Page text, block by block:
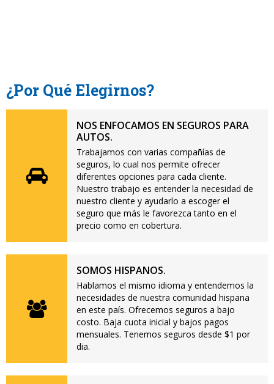
¿Por Qué Elegirnos?
NOS ENFOCAMOS EN SEGUROS PARA
AUTOS.
Trabajamos con varias compañías de
seguros, lo cual nos permite ofrecer
diferentes opciones para cada cliente.
Nuestro trabajo es entender la necesidad de
nuestro cliente y ayudarlo a escoger el
seguro que más le favorezca tanto en el
precio como en cobertura.
SOMOS HISPANOS.
Hablamos el mismo idioma y entendemos la
necesidades de nuestra comunidad hispana
en este país. Ofrecemos seguros a bajo
costo. Baja cuota inicial y bajos pagos
mensuales. Tenemos seguros desde $1 por
dia.